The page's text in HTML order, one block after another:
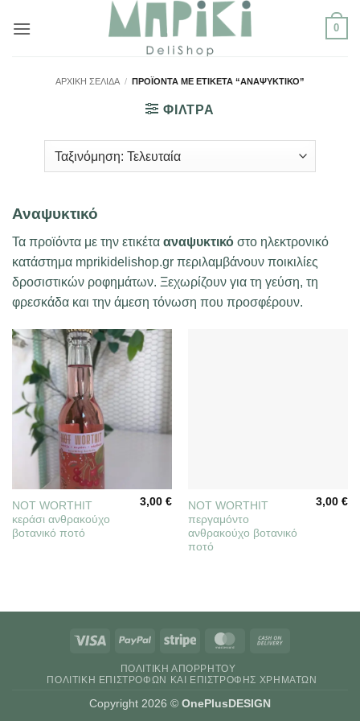
στο
0
ΑΡΧΙΚΉ ΣΕΛΊΔΑ / ΠΡΟΪΌΝΤΑ ΜΕ ΕΤΙΚΈΤΑ “ΑΝΑΨΥΚΤΙΚΌ”
ΦΙΛΤΡΑ
Αναψυκτικό
Τα προϊόντα με την ετικέτα αναψυκτικό στο ηλεκτρονικό
κατάστημα mprikidelishop.gr περιλαμβάνουν ποικιλίες
δροσιστικών ροφημάτων. Ξεχωρίζουν για τη γεύση, τη
φρεσκάδα και την άμεση τόνωση που προσφέρουν.
NOT WORTHIT
κεράσι ανθρακούχο
βοτανικό ποτό
3,00€
NOT WORTHIT
περγαμόντο
ανθρακούχο βοτανικό
ποτό
3,00€
Visa PayPal Stripe MasterCard
Delivery
ΠΟΛΙΤΙΚΉ ΑΠΟΡΡΉΤΟΥ
ΠΟΛΙΤΙΚΉ ΕΠΙΣΤΡΟΦΏΝ ΚΑΙ ΕΠΙΣΤΡΟΦΉΣ ΧΡΗΜΆΤΩΝ
Copyright 2026 © OnePlusDESIGN